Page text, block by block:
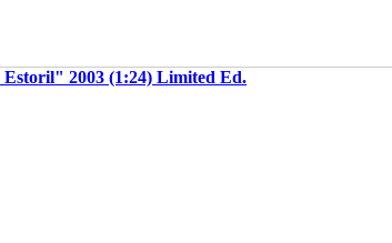
2003 (1:24) Limited Ed.